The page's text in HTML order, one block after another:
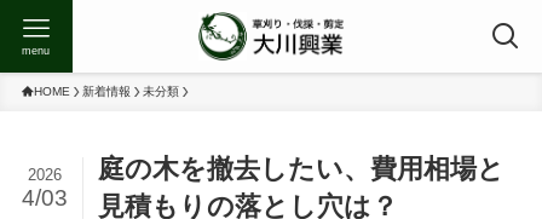
menu
HOME 新着情報 未分類
庭の木を撤去したい、費用相場と
見積もりの落とし穴は？
2026
4/03